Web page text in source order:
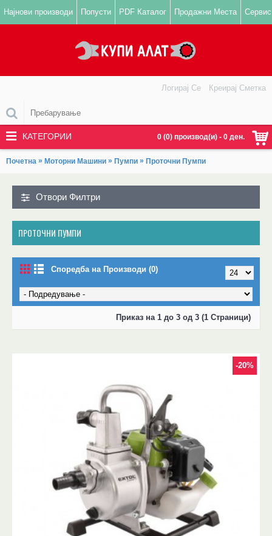
Најнови производи Попусти PDF Каталог Продажни Места Сервис
0 (0) производ(и) - 0 ден.
Логирај Се Креирај Сметка
КАТЕГОРИИ
Почетна » Моторни Машини » Пумпи » Проточни Пумпи
Отвори Филтри
ПРОТОЧНИ ПУМПИ
Споредба на Производи (0)
Приказ на 1 до 3 од 3 (1 Страници)
-20%